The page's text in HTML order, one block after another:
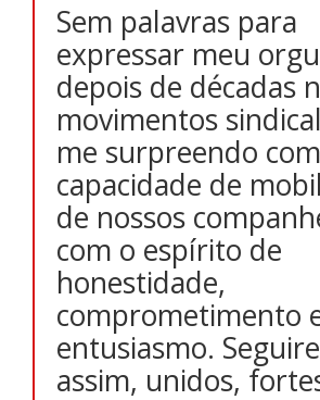
Sem palavras para
expressar meu
depois de décadas
movimentos
me surpreendo
capacidade de
de nossos
com o espírito de
honestidade,
comprometimento
entusiasmo.
assim, unidos,